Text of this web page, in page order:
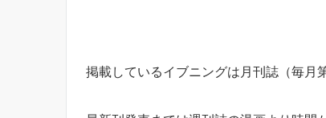
掲載しているイブニングは月刊誌（毎月